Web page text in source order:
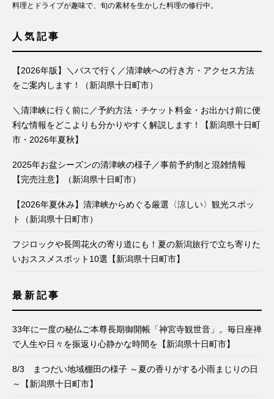
料理とドライブが趣味で、旬の素材を生かした料理の修行中。
人気記事
【2026年版】＼バスで行く／清津峡への行き方・アクセス方法
をご案内します！（新潟県十日町市）
＼清津峡に行く前に／予約方法・チケット料金・お出かけ前に便
利な情報をどこよりも分かりやすく解説します！【新潟県十日町
市・2026年夏秋】
2025年お盆シーズンの清津峡の様子／事前予約制と混雑情報
【完売注意】（新潟県十日町市）
【2026年夏休み】清津峡からめぐる厳選〈涼しい〉観光スポッ
ト（新潟県十日町市）
フジロックや長岡花火の寄り道にも！夏の新潟旅行で立ち寄りた
いおススメスポット10選【新潟県十日町市】
最新記事
33年に一度の秘仏ご本尊長期御開帳「神宮寺観世音」。毎日座禅
で人生や日々を振返り心静かな時間を【新潟県十日町市】
8/3 まつだい地域棚田の様子 ～夏の香りがする小雨まじりの日
～【新潟県十日町市】